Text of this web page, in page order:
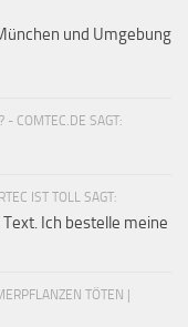
und Umgebung
- COMTEC.DE SAGT:
IST TOLL SAGT:
Ich bestelle meine
TÖTEN |